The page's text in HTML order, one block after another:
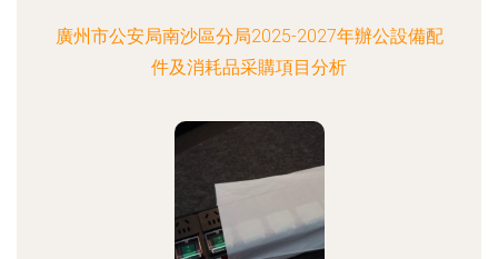
廣州市公安局南沙區分局2025-2027年辦公設備配
件及消耗品采購項目分析